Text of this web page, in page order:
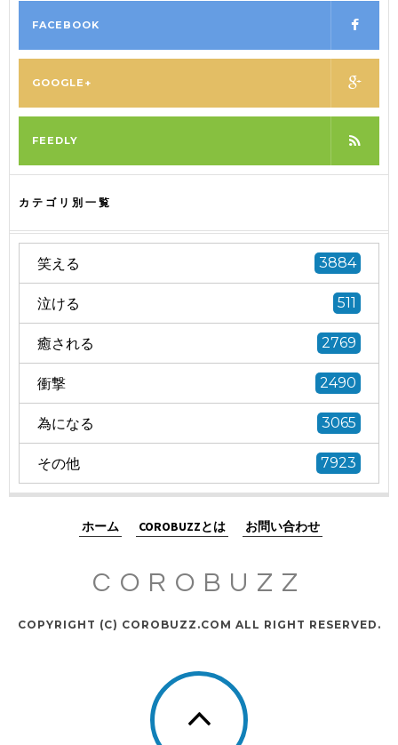
FACEBOOK
GOOGLE+
FEEDLY
カテゴリ別一覧
笑える 3884
泣ける 511
癒される 2769
衝撃 2490
為になる 3065
その他 7923
ホーム COROBUZZとは お問い合わせ
COROBUZZ
COPYRIGHT (C) COROBUZZ.COM ALL RIGHT RESERVED.